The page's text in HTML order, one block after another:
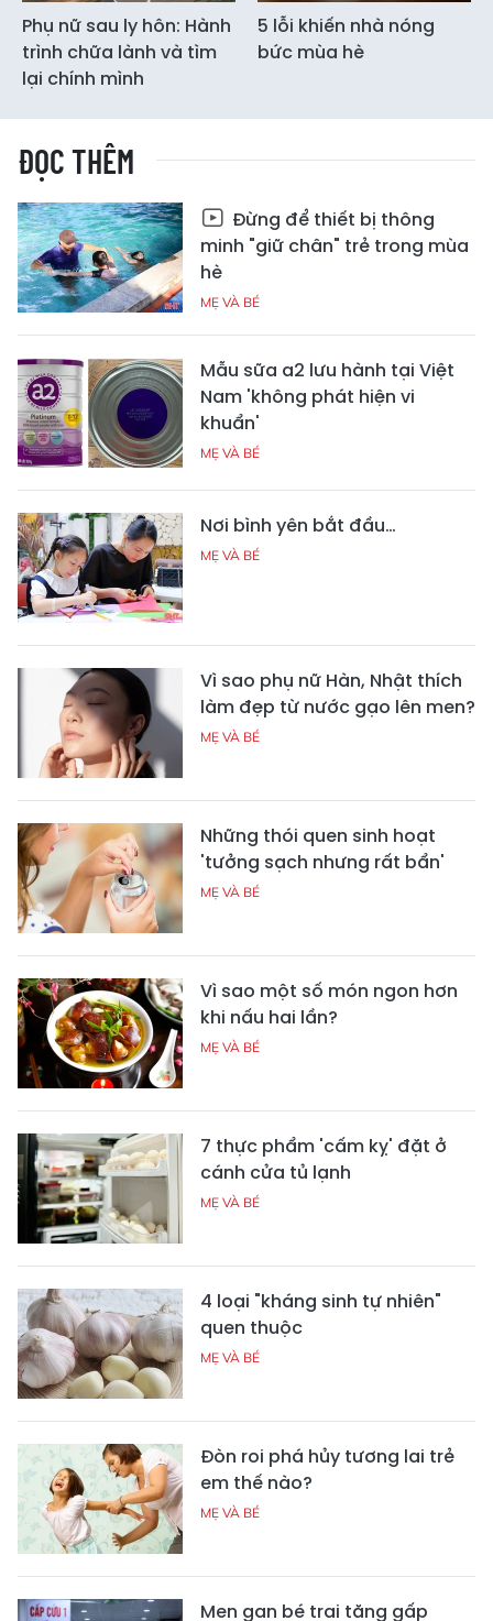
Phụ nữ sau ly hôn: Hành
trình chữa lành và tìm
lại chính mình
5 lỗi khiến nhà nóng
bức mùa hè
ĐỌC THÊM
Đừng để thiết bị thông
minh "giữ chân" trẻ trong mùa
hè
MẸ VÀ BÉ
Mẫu sữa a2 lưu hành tại Việt
Nam 'không phát hiện vi
khuẩn'
MẸ VÀ BÉ
Nơi bình yên bắt đầu…
MẸ VÀ BÉ
Vì sao phụ nữ Hàn, Nhật thích
làm đẹp từ nước gạo lên men?
MẸ VÀ BÉ
Những thói quen sinh hoạt
'tưởng sạch nhưng rất bẩn'
MẸ VÀ BÉ
Vì sao một số món ngon hơn
khi nấu hai lần?
MẸ VÀ BÉ
7 thực phẩm 'cấm kỵ' đặt ở
cánh cửa tủ lạnh
MẸ VÀ BÉ
4 loại "kháng sinh tự nhiên"
quen thuộc
MẸ VÀ BÉ
Đòn roi phá hủy tương lai trẻ
em thế nào?
MẸ VÀ BÉ
Men gan bé trai tăng gấp